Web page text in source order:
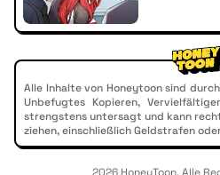
Alle Inhalte von Honeytoon sind
Unbefugtes Kopieren,
strengstens untersagt und kann
ziehen, einschließlich Geldstrafen